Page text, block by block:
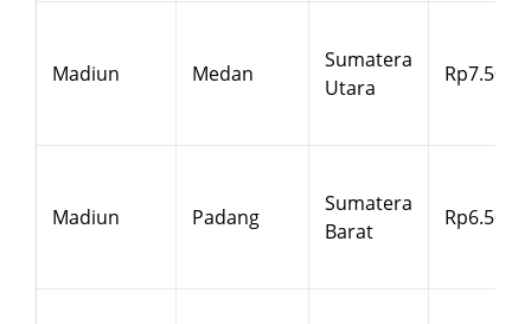
Madiun Medan
Sumatera
Utara
Rp7.500
Madiun Padang
Sumatera
Barat
Rp6.500